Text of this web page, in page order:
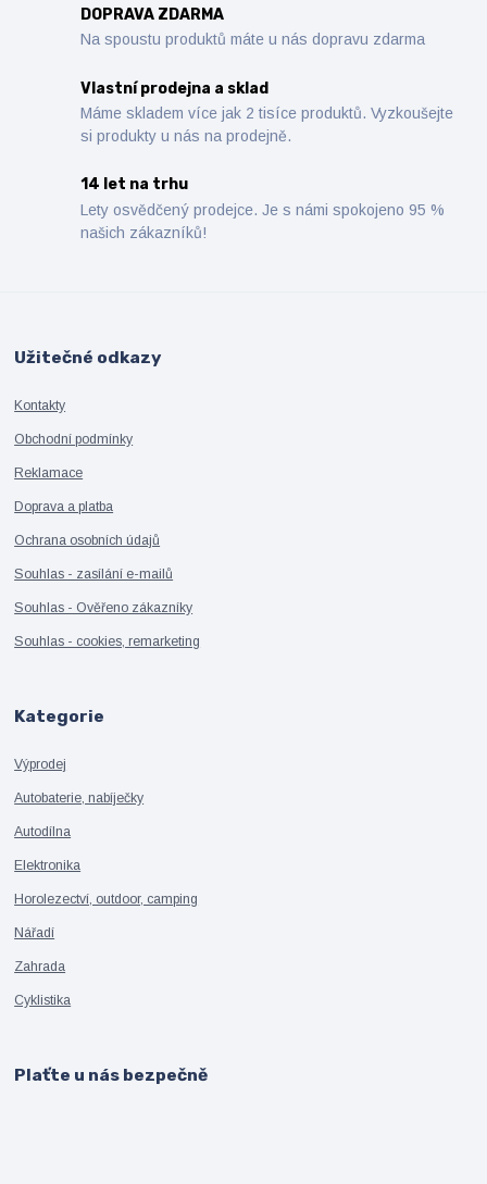
DOPRAVA ZDARMA
Na spoustu produktů máte u nás dopravu zdarma
Vlastní prodejna a sklad
Máme skladem více jak 2 tisíce produktů. Vyzkoušejte
si produkty u nás na prodejně.
14 let na trhu
Lety osvědčený prodejce. Je s námi spokojeno 95 %
našich zákazníků!
Užitečné odkazy
Kontakty
Obchodní podmínky
Reklamace
Doprava a platba
Ochrana osobních údajů
Souhlas - zasílání e-mailů
Souhlas - Ověřeno zákazníky
Souhlas - cookies, remarketing
Kategorie
Výprodej
Autobaterie, nabíječky
Autodílna
Elektronika
Horolezectví, outdoor, camping
Nářadí
Zahrada
Cyklistika
Plaťte u nás bezpečně